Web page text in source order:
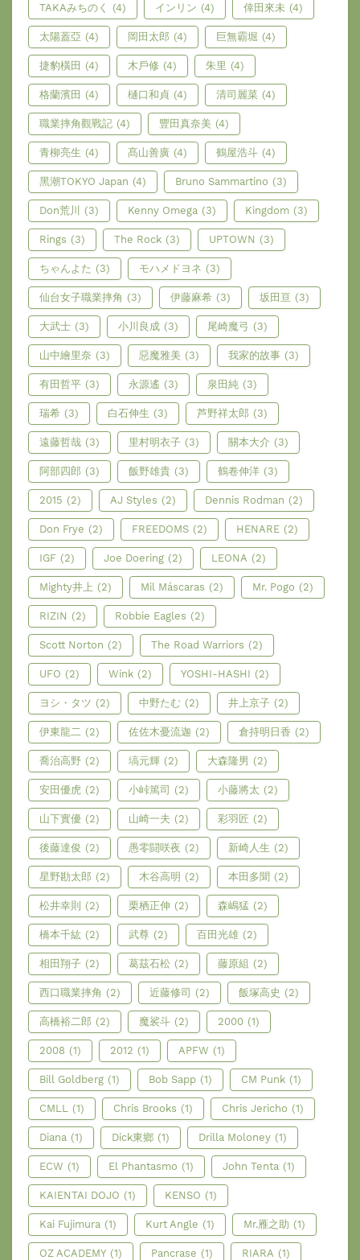
TAKAみちのく (4) インリン (4) 倖田來未 (4)
太陽蓋亞 (4) 岡田太郎 (4) 巨無霸堀 (4)
捷豹橫田 (4) 木戶修 (4) 朱里 (4)
格蘭濱田 (4) 樋口和貞 (4) 清司麗菜 (4)
職業摔角觀戰記 (4) 豐田真奈美 (4)
青柳亮生 (4) 髙山善廣 (4) 鶴屋浩斗 (4)
黑潮TOKYO Japan (4) Bruno Sammartino (3)
Don荒川 (3) Kenny Omega (3) Kingdom (3)
Rings (3) The Rock (3) UPTOWN (3)
ちゃんよた (3) モハメドヨネ (3)
仙台女子職業摔角 (3) 伊藤麻希 (3) 坂田亘 (3)
大武士 (3) 小川良成 (3) 尾崎魔弓 (3)
山中繪里奈 (3) 惡魔雅美 (3) 我家的故事 (3)
有田哲平 (3) 永源遙 (3) 泉田純 (3)
瑞希 (3) 白石伸生 (3) 芦野祥太郎 (3)
遠藤哲哉 (3) 里村明衣子 (3) 關本大介 (3)
阿部四郎 (3) 飯野雄貴 (3) 鶴卷伸洋 (3)
2015 (2) AJ Styles (2) Dennis Rodman (2)
Don Frye (2) FREEDOMS (2) HENARE (2)
IGF (2) Joe Doering (2) LEONA (2)
Mighty井上 (2) Mil Máscaras (2) Mr. Pogo (2)
RIZIN (2) Robbie Eagles (2)
Scott Norton (2) The Road Warriors (2)
UFO (2) Wink (2) YOSHI-HASHI (2)
ヨシ・タツ (2) 中野たむ (2) 井上京子 (2)
伊東龍二 (2) 佐佐木憂流迦 (2) 倉持明日香 (2)
喬治高野 (2) 塙元輝 (2) 大森隆男 (2)
安田優虎 (2) 小峠篤司 (2) 小藤將太 (2)
山下實優 (2) 山崎一夫 (2) 彩羽匠 (2)
後藤達俊 (2) 愚零闘咲夜 (2) 新崎人生 (2)
星野勘太郎 (2) 木谷高明 (2) 本田多聞 (2)
松井幸則 (2) 栗栖正伸 (2) 森嶋猛 (2)
橋本千紘 (2) 武尊 (2) 百田光雄 (2)
相田翔子 (2) 葛茲石松 (2) 藤原組 (2)
西口職業摔角 (2) 近藤修司 (2) 飯塚高史 (2)
高橋裕二郎 (2) 魔裟斗 (2) 2000 (1)
2008 (1) 2012 (1) APFW (1)
Bill Goldberg (1) Bob Sapp (1) CM Punk (1)
CMLL (1) Chris Brooks (1) Chris Jericho (1)
Diana (1) Dick東鄉 (1) Drilla Moloney (1)
ECW (1) El Phantasmo (1) John Tenta (1)
KAIENTAI DOJO (1) KENSO (1)
Kai Fujimura (1) Kurt Angle (1) Mr.雁之助 (1)
OZ ACADEMY (1) Pancrase (1) RIARA (1)